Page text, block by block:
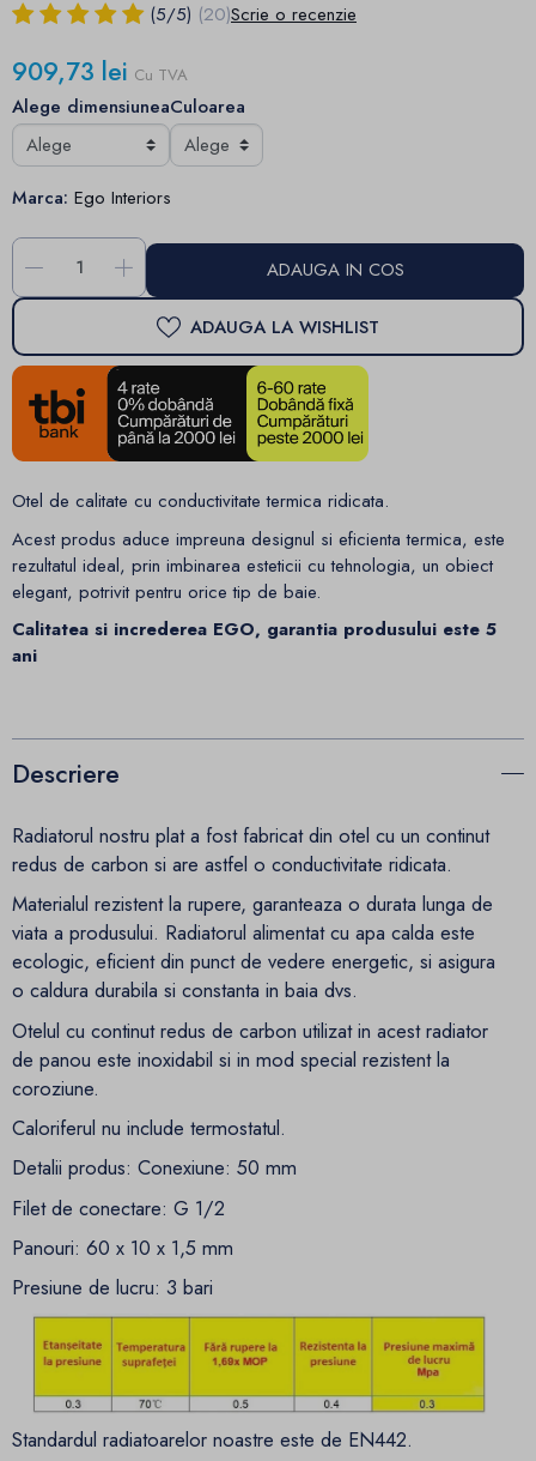
(5/5) (20)Scrie o recenzie
909,73 lei Cu TVA
Alege dimensiuneaCuloarea
Marca: Ego Interiors
- + ADAUGA IN COS
ADAUGA LA WISHLIST
Otel de calitate cu conductivitate termica ridicata.
Acest produs aduce impreuna designul si eficienta termica, este
rezultatul ideal, prin imbinarea esteticii cu tehnologia, un obiect
elegant, potrivit pentru orice tip de baie.
Calitatea si increderea EGO, garantia produsului este 5
ani
Descriere
Radiatorul nostru plat a fost fabricat din otel cu un continut
redus de carbon si are astfel o conductivitate ridicata.
Materialul rezistent la rupere, garanteaza o durata lunga de
viata a produsului. Radiatorul alimentat cu apa calda este
ecologic, eficient din punct de vedere energetic, si asigura
o caldura durabila si constanta in baia dvs.
Otelul cu continut redus de carbon utilizat in acest radiator
de panou este inoxidabil si in mod special rezistent la
coroziune.
Caloriferul nu include termostatul.
Detalii produs: Conexiune: 50 mm
Filet de conectare: G 1/2
Panouri: 60 x 10 x 1,5 mm
Presiune de lucru: 3 bari
Standardul radiatoarelor noastre este de EN442.